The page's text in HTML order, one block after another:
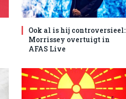
Ook al is hij controversieel:
Morrissey overtuigt in
AFAS Live